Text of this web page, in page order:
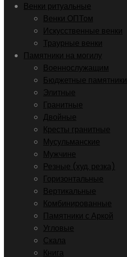
Венки ритуальные
Венки ОПТом
Искусственные венки
Траурные венки
Памятники на могилу
Военнослужащим
Бюджетные памятники
Элитные
Гранитные
Двойные
Кресты гранитные
Мусульманские
Мужчине
Резные (худ. резка)
Горизонтальные
Вертикальные
Комбинированные
Памятники с Аркой
Угловые
Скала
Книга